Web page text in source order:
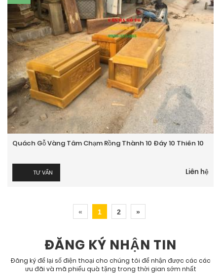
Quách Gỗ Vàng Tâm Chạm Rồng Thành 10 Đáy 10 Thiên 10
TƯ VẤN Liên hệ
« 1 2 »
ĐĂNG KÝ NHẬN TIN
Đăng ký để lại số điện thoại cho chúng tôi để nhận được các các
ưu đãi và mã phiếu quà tặng trong thời gian sớm nhất